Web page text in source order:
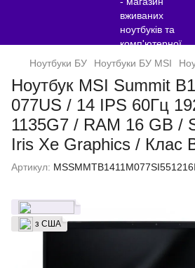
Ноутбуки БУ Ноутбуки БУ MSI
Ноутбук MSI Summit
077US / 14 IPS 60Гц
1135G7 / RAM 16 GB /
Iris Xe Graphics / Клас
Артикул:
з США